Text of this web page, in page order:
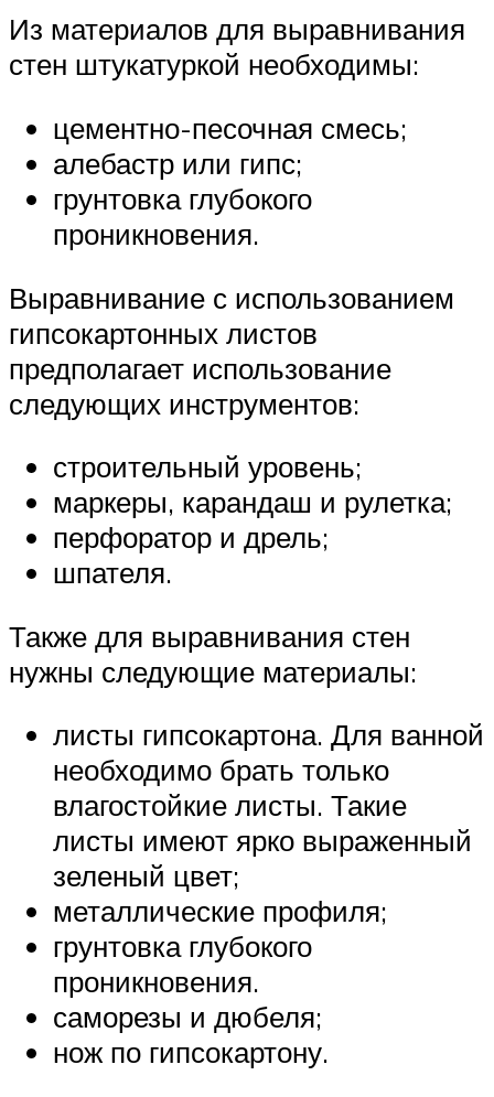
Из материалов для выравнивания
стен штукатуркой необходимы:
цементно-песочная смесь;
алебастр или гипс;
грунтовка глубокого
проникновения.
Выравнивание с использованием
гипсокартонных листов
предполагает использование
следующих инструментов:
строительный уровень;
маркеры, карандаш и рулетка;
перфоратор и дрель;
шпателя.
Также для выравнивания стен
нужны следующие материалы:
листы гипсокартона. Для ванной
необходимо брать только
влагостойкие листы. Такие
листы имеют ярко выраженный
зеленый цвет;
металлические профиля;
грунтовка глубокого
проникновения.
саморезы и дюбеля;
нож по гипсокартону.